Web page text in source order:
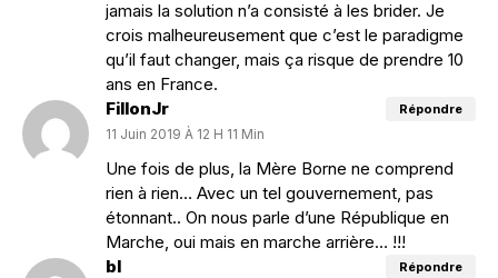
jamais la solution n’a consisté à les brider. Je
crois malheureusement que c’est le paradigme
qu’il faut changer, mais ça risque de prendre 10
ans en France.
FillonJr
11 Juin 2019 À 12 H 11 Min
Une fois de plus, la Mère Borne ne comprend
rien à rien… Avec un tel gouvernement, pas
étonnant.. On nous parle d’une République en
Marche, oui mais en marche arrière… !!!
Répondre
bl Répondre